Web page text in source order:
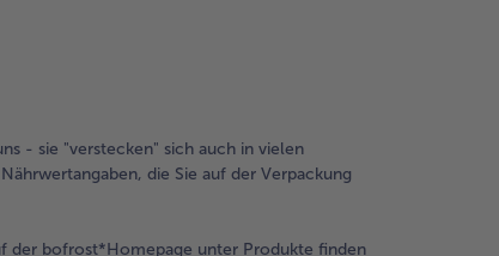
- sie "verstecken" sich auch in vielen
die Sie auf der Verpackung
der bofrost*Homepage unter Produkte finden